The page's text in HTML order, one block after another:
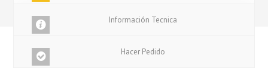
Información Tecnica
Hacer Pedido